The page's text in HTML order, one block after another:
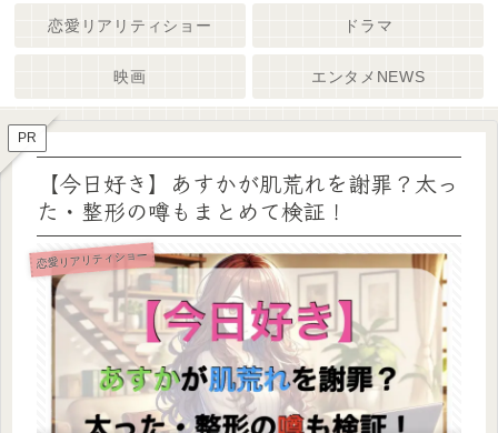
恋愛リアリティショー ドラマ
映画 エンタメNEWS
PR
【今日好き】あすかが肌荒れを謝罪？太っ
た・整形の噂もまとめて検証！
恋愛リアリティショー